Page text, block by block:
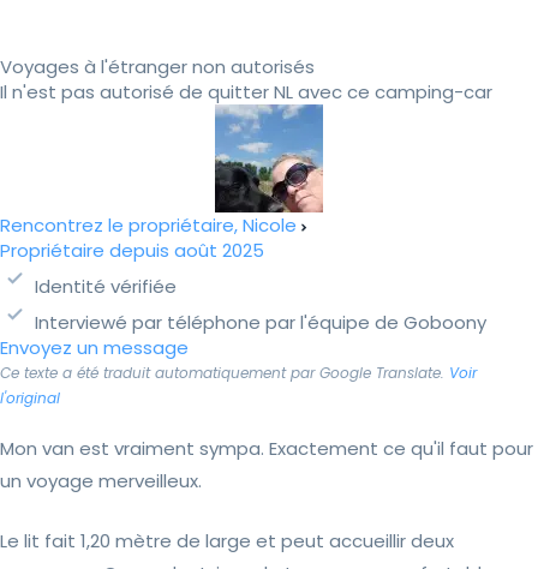
Voyages à l'étranger non autorisés
Il n'est pas autorisé de quitter NL avec ce camping-car
Rencontrez le propriétaire, Nicole
Propriétaire depuis août 2025
Identité vérifiée
Interviewé par téléphone par l'équipe de Goboony
Envoyez un message
Ce texte a été traduit automatiquement par Google Translate. Voir
l'original
Mon van est vraiment sympa. Exactement ce qu'il faut pour
un voyage merveilleux.
Le lit fait 1,20 mètre de large et peut accueillir deux